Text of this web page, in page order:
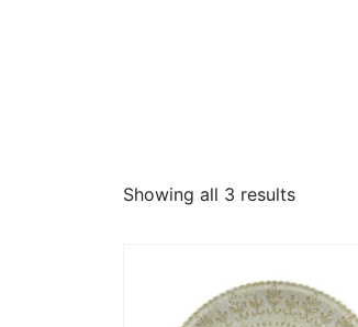
Showing all 3 results